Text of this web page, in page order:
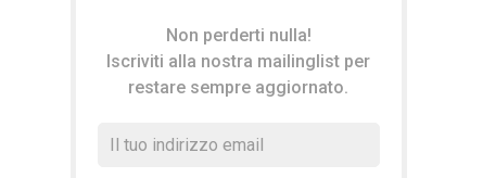
Non perderti nulla!
Iscriviti alla nostra mailinglist per
restare sempre aggiornato.